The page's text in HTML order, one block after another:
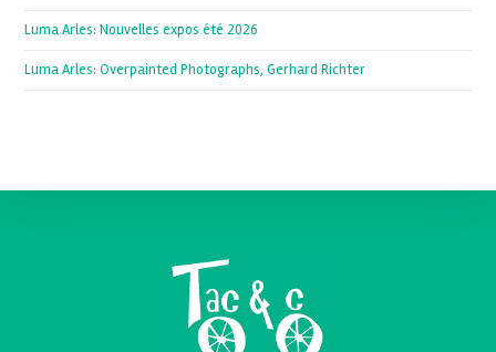
Luma Arles: Nouvelles expos été 2026
Luma Arles: Overpainted Photographs, Gerhard Richter